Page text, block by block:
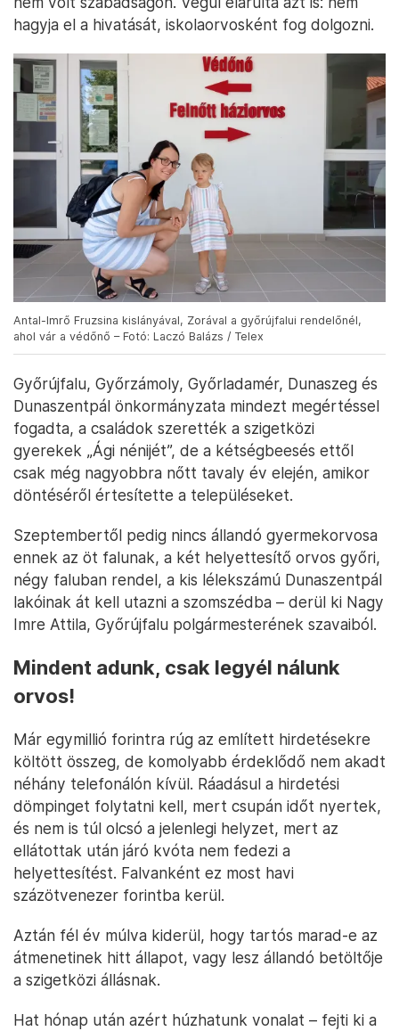
hagyja el a hivatását, iskolaorvosként fog dolgozni.
Antal-Imrő Fruzsina kislányával, Zorával a győrújfalui rendelőnél,
ahol vár a védőnő – Fotó: Laczó Balázs / Telex
Győrújfalu, Győrzámoly, Győrladamér, Dunaszeg és
Dunaszentpál önkormányzata mindezt megértéssel
fogadta, a családok szerették a szigetközi
gyerekek „Ági nénijét”, de a kétségbeesés ettől
csak még nagyobbra nőtt tavaly év elején, amikor
döntéséről értesítette a településeket.
Szeptembertől pedig nincs állandó gyermekorvosa
ennek az öt falunak, a két helyettesítő orvos győri,
négy faluban rendel, a kis lélekszámú Dunaszentpál
lakóinak át kell utazni a szomszédba – derül ki Nagy
Imre Attila, Győrújfalu polgármesterének szavaiból.
Mindent adunk, csak legyél nálunk
orvos!
Már egymillió forintra rúg az említett hirdetésekre
költött összeg, de komolyabb érdeklődő nem akadt
néhány telefonálón kívül. Ráadásul a hirdetési
dömpinget folytatni kell, mert csupán időt nyertek,
és nem is túl olcsó a jelenlegi helyzet, mert az
ellátottak után járó kvóta nem fedezi a
helyettesítést. Falvanként ez most havi
százötvenezer forintba kerül.
Aztán fél év múlva kiderül, hogy tartós marad-e az
átmenetinek hitt állapot, vagy lesz állandó betöltője
a szigetközi állásnak.
Hat hónap után azért húzhatunk vonalat – fejti ki a